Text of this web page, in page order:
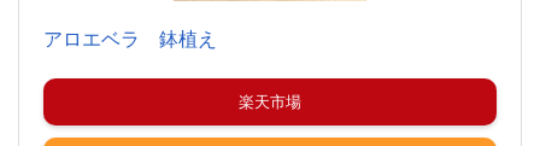
アロエベラ 鉢植え
楽天市場